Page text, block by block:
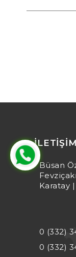
İLETIŞIM
Büsan
Karatay |
0 (332)
0 (332)